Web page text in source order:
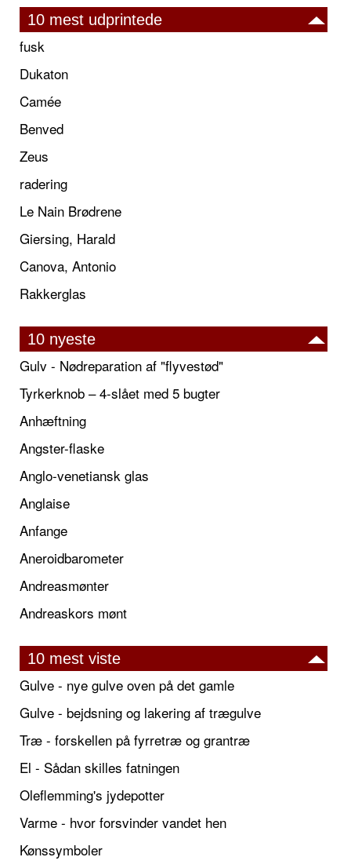
10 mest udprintede
fusk
Dukaton
Camée
Benved
Zeus
radering
Le Nain Brødrene
Giersing, Harald
Canova, Antonio
Rakkerglas
10 nyeste
Gulv - Nødreparation af "flyvestød"
Tyrkerknob – 4-slået med 5 bugter
Anhæftning
Angster-flaske
Anglo-venetiansk glas
Anglaise
Anfange
Aneroidbarometer
Andreasmønter
Andreaskors mønt
10 mest viste
Gulve - nye gulve oven på det gamle
Gulve - bejdsning og lakering af trægulve
Træ - forskellen på fyrretræ og grantræ
El - Sådan skilles fatningen
Oleflemming's jydepotter
Varme - hvor forsvinder vandet hen
Kønssymboler